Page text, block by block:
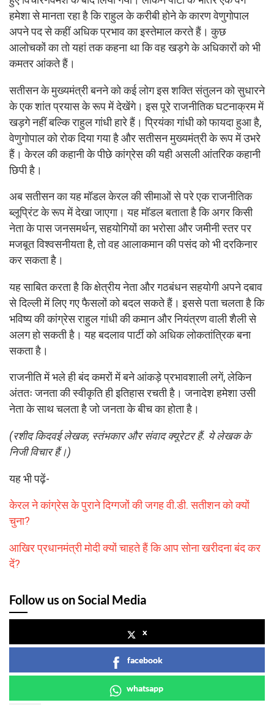
हमेशा से मानता रहा है कि राहुल के करीबी होने के कारण वेणुगोपाल
अपने पद से कहीं अधिक प्रभाव का इस्तेमाल करते हैं। कुछ
आलोचकों का तो यहां तक कहना था कि वह खड़गे के अधिकारों को भी
कमतर आंकते हैं।
सतीसन के मुख्यमंत्री बनने को कई लोग इस शक्ति संतुलन को सुधारने
के एक शांत प्रयास के रूप में देखेंगे। इस पूरे राजनीतिक घटनाक्रम में
खड़गे नहीं बल्कि राहुल गांधी हारे हैं। प्रियंका गांधी को फायदा हुआ है,
वेणुगोपाल को रोक दिया गया है और सतीसन मुख्यमंत्री के रूप में उभरे
हैं। केरल की कहानी के पीछे कांग्रेस की यही असली आंतरिक कहानी
छिपी है।
अब सतीसन का यह मॉडल केरल की सीमाओं से परे एक राजनीतिक
ब्लूप्रिंट के रूप में देखा जाएगा। यह मॉडल बताता है कि अगर किसी
नेता के पास जनसमर्थन, सहयोगियों का भरोसा और जमीनी स्तर पर
मजबूत विश्वसनीयता है, तो वह आलाकमान की पसंद को भी दरकिनार
कर सकता है।
यह साबित करता है कि क्षेत्रीय नेता और गठबंधन सहयोगी अपने दबाव
से दिल्ली में लिए गए फैसलों को बदल सकते हैं। इससे पता चलता है कि
भविष्य की कांग्रेस राहुल गांधी की कमान और नियंत्रण वाली शैली से
अलग हो सकती है। यह बदलाव पार्टी को अधिक लोकतांत्रिक बना
सकता है।
राजनीति में भले ही बंद कमरों में बने आंकड़े प्रभावशाली लगें, लेकिन
अंततः जनता की स्वीकृति ही इतिहास रचती है। जनादेश हमेशा उसी
नेता के साथ चलता है जो जनता के बीच का होता है।
(रशीद किदवई लेखक, स्तंभकार और संवाद क्यूरेटर हैं. ये लेखक के
निजी विचार हैं।)
यह भी पढ़ें-
केरल ने कांग्रेस के पुराने दिग्गजों की जगह वी.डी. सतीशन को क्यों
चुना?
आखिर प्रधानमंत्री मोदी क्यों चाहते हैं कि आप सोना खरीदना बंद कर
दें?
Follow us on Social Media
x
facebook
whatsapp